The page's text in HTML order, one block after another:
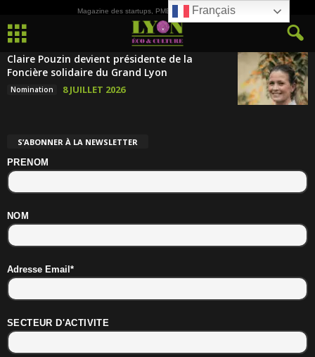
Magazine des startups, PME, ETI et de la Culture
Claire Pouzin devient présidente de la
Foncière solidaire du Grand Lyon
Nomination 8 JUILLET 2026
S’ABONNER À LA NEWSLETTER
PRENOM
NOM
Adresse Email*
SECTEUR D'ACTIVITE
Français